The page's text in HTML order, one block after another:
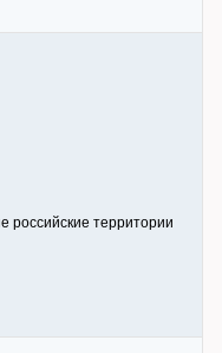
российские территории